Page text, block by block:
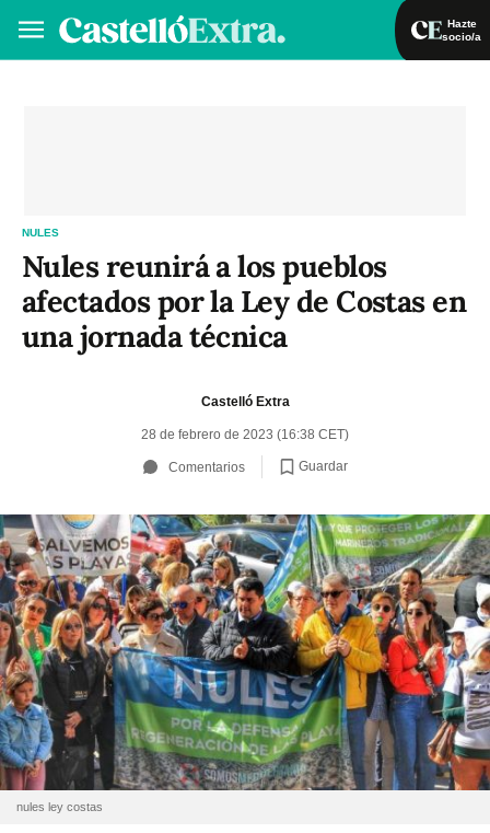
Hazte
socio/a
NULES
Nules reunirá a los pueblos
afectados por la Ley de Costas en
una jornada técnica
Castelló Extra
28 de febrero de 2023 (16:38 CET)
Comentarios Guardar
nules ley costas